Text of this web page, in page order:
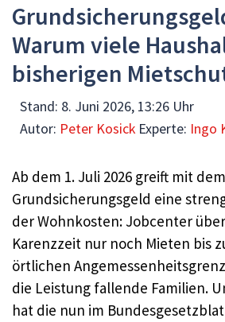
Warum viele
bisherigen
Stand: 8. Juni 2026, 13:26 Uhr
Autor: Peter Kosick Experte: Ingo
Ab dem 1. Juli 2026 greift mit
Grundsicherungsgeld eine
der Wohnkosten: Jobcenter
Karenzzeit nur noch Mieten bis
örtlichen
die Leistung fallende Familien.
hat die nun im